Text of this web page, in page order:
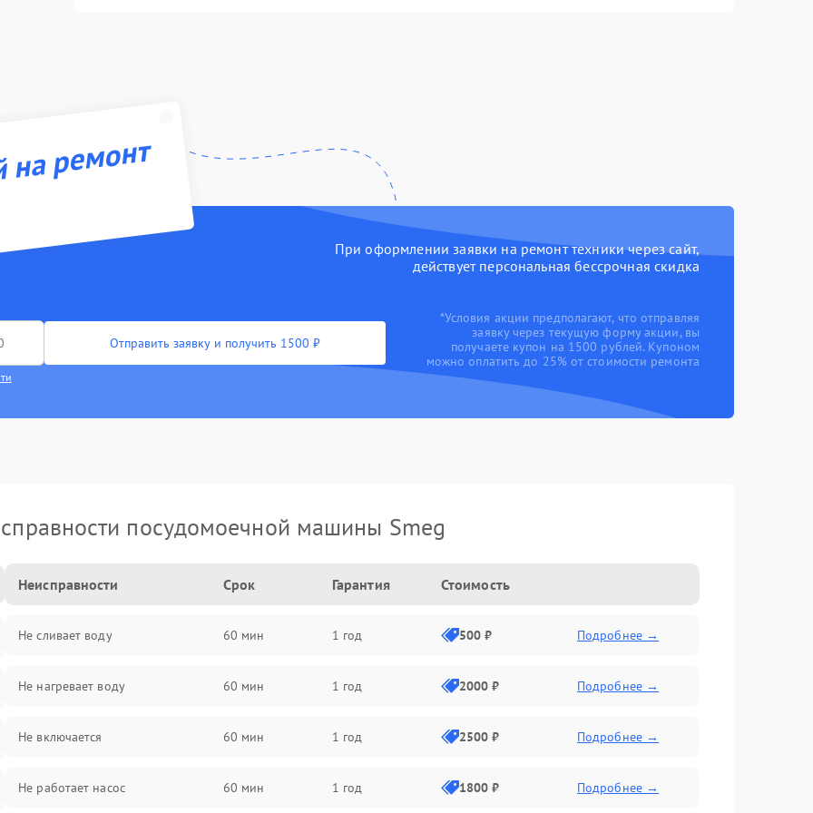
ремонт
При оформлении заявки на ремонт техники через сайт,
действует персональная бессрочная скидка
Отправить заявку и получить 1500 ₽
*Условия акции предполагают, что отправляя
заявку через текущую форму акции, вы
получаете купон на 1500 рублей. Купоном
можно оплатить до 25% от стоимости ремонта
посудомоечной машины Smeg
Неисправности Срок Гарантия Стоимость
Не сливает воду 60 мин 1 год 500 ₽ Подробнее →
Не нагревает воду 60 мин 1 год 2000 ₽ Подробнее →
Не включается 60 мин 1 год 2500 ₽ Подробнее →
Не работает насос 60 мин 1 год 1800 ₽ Подробнее →